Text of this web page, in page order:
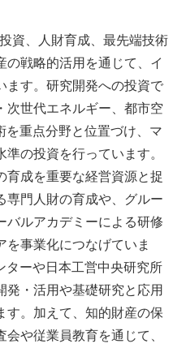
資、人財育成、最先端技術
の戦略的活用を通じて、イ
ます。研究開発への投資で
次世代エネルギー、都市空
を重点分野と位置づけ、マ
の投資を行っています。
育成を重要な経営資源と捉
専門人財の育成や、グルー
バルアカデミーによる研修
を事業化につなげていま
ターや日本工営中央研究所
発・活用や基礎研究と応用
す。加えて、知的財産の保
や従業員教育を通じて、